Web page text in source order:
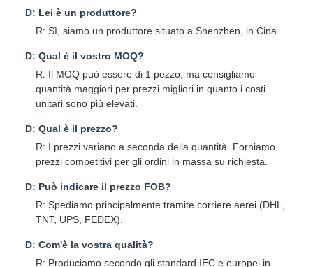
D: Lei è un produttore?
R: Sì, siamo un produttore situato a Shenzhen, in Cina.
D: Qual è il vostro MOQ?
R: Il MOQ può essere di 1 pezzo, ma consigliamo
quantità maggiori per prezzi migliori in quanto i costi
unitari sono più elevati.
D: Qual è il prezzo?
R: I prezzi variano a seconda della quantità. Forniamo
prezzi competitivi per gli ordini in massa su richiesta.
D: Può indicare il prezzo FOB?
R: Spediamo principalmente tramite corriere aerei (DHL,
TNT, UPS, FEDEX).
D: Com'è la vostra qualità?
R: Produciamo secondo gli standard IEC e europei in